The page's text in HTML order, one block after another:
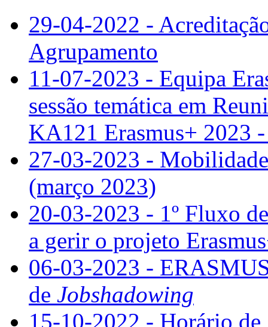
29-04-2022 -
Agrupamento
11-07-2023 - Equipa
sessão temática em
KA121 Erasmus+ 2023
27-03-2023 -
(março 2023)
20-03-2023 - 1º Fluxo
a gerir o projeto
06-03-2023 -
de Jobshadowing
15-10-2022 - Horário